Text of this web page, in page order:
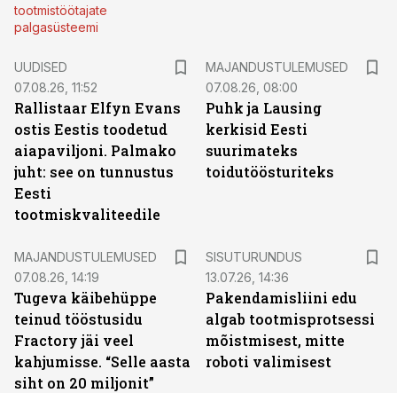
tootmistöötajate
palgasüsteemi
UUDISED
07.08.26, 11:52
Rallistaar Elfyn Evans
ostis Eestis toodetud
aiapaviljoni. Palmako
juht: see on tunnustus
Eesti
tootmiskvaliteedile
MAJANDUSTULEMUSED
07.08.26, 08:00
Puhk ja Lausing
kerkisid Eesti
suurimateks
toidutöösturiteks
MAJANDUSTULEMUSED
07.08.26, 14:19
Tugeva käibehüppe
teinud tööstusidu
Fractory jäi veel
kahjumisse. “Selle aasta
siht on 20 miljonit”
SISUTURUNDUS
13.07.26, 14:36
Pakendamisliini edu
algab tootmisprotsessi
mõistmisest, mitte
roboti valimisest